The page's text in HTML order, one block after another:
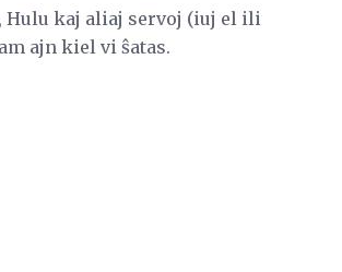
Hulu kaj aliaj servoj (iuj el ili
ajn kiel vi ŝatas.